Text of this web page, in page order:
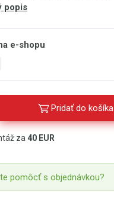
popis
e-shopu
Pridať do košíka
za 40 EUR
pomôcť s objednávkou?